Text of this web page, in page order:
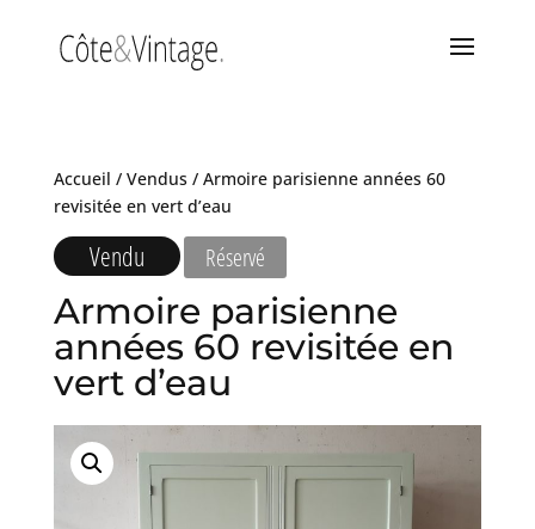
Accueil / Vendus/ Armoire parisienne années 60
revisitée en vert d’eau
Vendu Réservé
Armoire parisienne
années 60 revisitée en
vert d’eau